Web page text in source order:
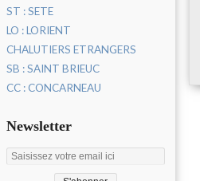
ST : SETE
LO : LORIENT
CHALUTIERS ETRANGERS
SB : SAINT BRIEUC
CC : CONCARNEAU
Newsletter